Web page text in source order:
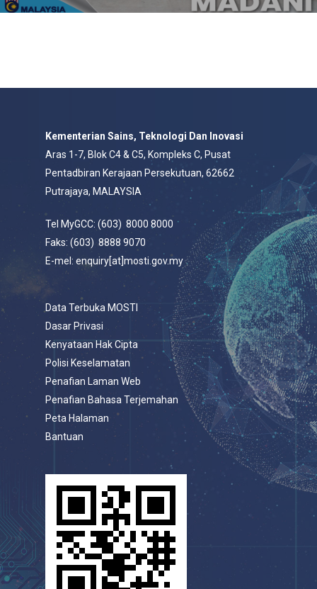
Kementerian Sains, Teknologi Dan Inovasi
Aras 1-7, Blok C4 & C5, Kompleks C, Pusat
Pentadbiran Kerajaan Persekutuan, 62662
Putrajaya, MALAYSIA
Tel MyGCC: (603) 8000 8000
Faks: (603) 8888 9070
E-mel: enquiry[at]mosti.gov.my
Data Terbuka MOSTI
Dasar Privasi
Kenyataan Hak Cipta
Polisi Keselamatan
Penafian Laman Web
Penafian Bahasa Terjemahan
Peta Halaman
Bantuan